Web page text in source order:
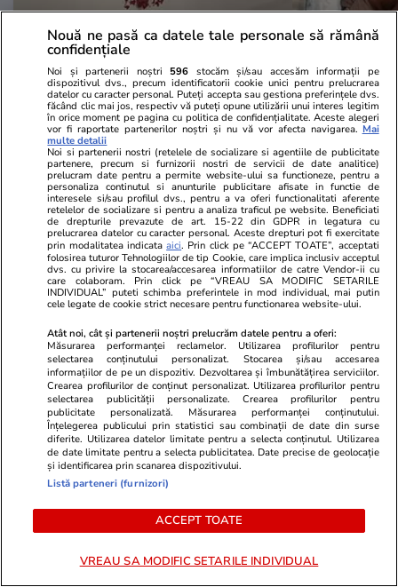
GSP.ro
Pagube încă de la inaugurare la
polivalenta de 25 milioane de
euro din România: „Dragi
«specialiști» în vandalism și
tentative de furt”
GSP.ro
Llorente
după
născut la
Torres, din
Nouă ne pasă ca datele tale personale să rămână
confidențiale
Noi și partenerii noștri 596 stocăm și/sau accesăm informații pe
dispozitivul dvs., precum identificatorii cookie unici pentru prelucrarea
datelor cu caracter personal. Puteți accepta sau gestiona preferințele dvs.
făcând clic mai jos, respectiv vă puteți opune utilizării unui interes legitim
în orice moment pe pagina cu politica de confidențialitate. Aceste alegeri
vor fi raportate partenerilor noștri și nu vă vor afecta navigarea. Mai
multe detalii
Noi si partenerii nostri (retelele de socializare si agentiile de publicitate
partenere, precum si furnizorii nostri de servicii de date analitice)
prelucram date pentru a permite website-ului sa functioneze, pentru a
personaliza continutul si anunturile publicitare afisate in functie de
interesele si/sau profilul dvs., pentru a va oferi functionalitati aferente
retelelor de socializare si pentru a analiza traficul pe website. Beneficiati
de drepturile prevazute de art. 15-22 din GDPR in legatura cu
prelucrarea datelor cu caracter personal. Aceste drepturi pot fi exercitate
prin modalitatea indicataaici. Prin click pe “ACCEPT TOATE”, acceptati
folosirea tuturor Tehnologiilor de tip Cookie, care implica inclusiv acceptul
dvs. cu privire la stocarea/accesarea informatiilor de catre Vendor-ii cu
care colaboram. Prin click pe “VREAU SA MODIFIC SETARILE
INDIVIDUAL” puteti schimba preferintele in mod individual, mai putin
cele legate de cookie strict necesare pentru functionarea website-ului.
Atât noi, cât și partenerii noștri prelucrăm datele pentru a oferi:
Măsurarea performanței reclamelor. Utilizarea profilurilor pentru
selectarea conținutului personalizat. Stocarea și/sau accesarea
informațiilor de pe un dispozitiv. Dezvoltarea și îmbunătățirea serviciilor.
Crearea profilurilor de conținut personalizat. Utilizarea profilurilor pentru
selectarea publicității personalizate. Crearea profilurilor pentru
publicitate personalizată. Măsurarea performanței conținutului.
Înțelegerea publicului prin statistici sau combinații de date din surse
diferite. Utilizarea datelor limitate pentru a selecta conținutul. Utilizarea
de date limitate pentru a selecta publicitatea. Date precise de geolocație
și identificarea prin scanarea dispozitivului.
Listă parteneri (furnizori)
ACCEPT TOATE
VREAU SA MODIFIC SETARILE INDIVIDUAL